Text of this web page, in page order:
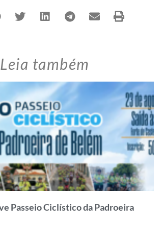
Leia também
Passeio Ciclístico da Padroeira